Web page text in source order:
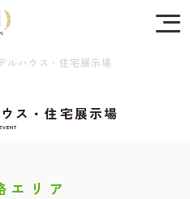
ルハウス・住宅展示場
ス・住宅展示場
EVENT
エリア
してもよろしいですか? 当社ではお客様の
詳細について、およびご質問がある場合
リシーをご覧ください。